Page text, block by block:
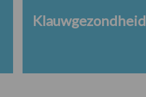
Klauwgezondheid